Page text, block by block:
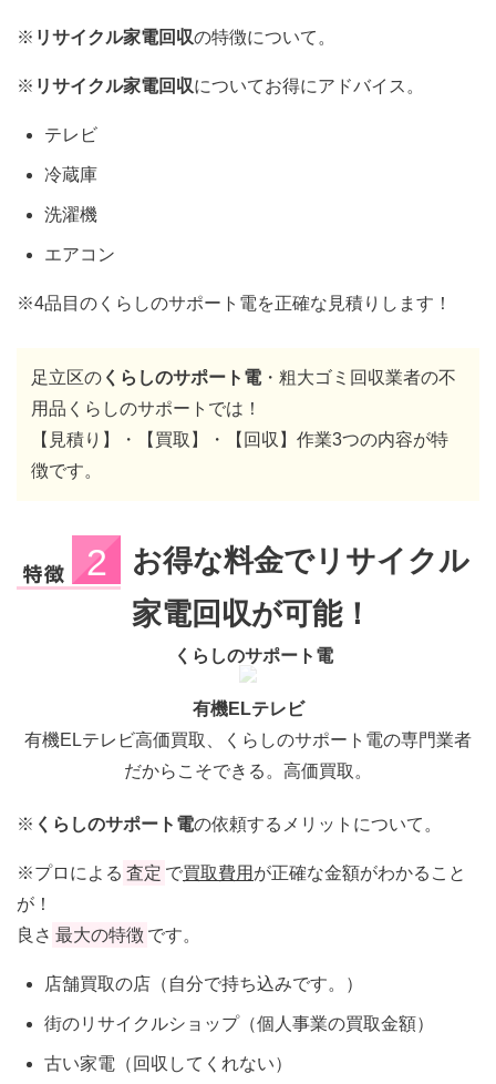
※ リサイクル家電回収の特徴について。
※ リサイクル家電回収についてお得にアドバイス。
テレビ
冷蔵庫
洗濯機
エアコン
※4品目のくらしのサポート電を正確な見積りします！
足立区の くらしのサポート電・粗大ゴミ回収業者の不
用品くらしのサポートでは！
【見積り】・【買取】・【回収】作業3つの内容が特
徴です。
お得な料金でリサイクル
家電回収が可能！
くらしのサポート電
有機ELテレビ
有機ELテレビ高価買取、くらしのサポート電の専門業者
だからこそできる。高価買取。
※ くらしのサポート電の依頼するメリットについて。
※プロによる 査定 で買取費用 が正確な金額がわかること
が！
良さ 最大の特徴 です。
店舗買取の店（自分で持ち込みです。）
街のリサイクルショップ（個人事業の買取金額）
古い家電（回収してくれない）